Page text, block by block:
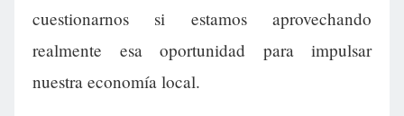
cuestionarnos si estamos aprovechando
realmente esa oportunidad para impulsar
nuestra economía local.